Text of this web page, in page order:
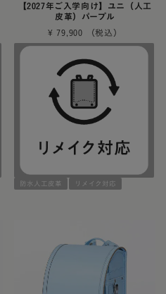
【2027年ご入学向け】ユニ（人工
皮革）パープル
¥ 79,900
防水人工皮革 リメイク対応